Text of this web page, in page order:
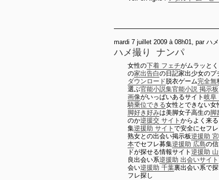
mardi 7 juillet 2009 à 08h01, par ハ
ハメ撮り ナンパ
女性の下着 フェチがムラッと
の家出告白の日記家出少女のプ
ダウンロード脱衣ゲーム完全無
選ぶ官能小説集官能小説 掲示板
画像がいっぱいあるサイト 岐阜
騎乗位できる女性とできない女
脚好き好みは美脚女子高生の脚
のか逆援交 サイト からよく来
集逆援助 サイト で安全にセフ
熟女との出会い掲示板逆援助
本でセフレ募集逆援助 広島の
ドが探せる情報サイト 逆援助
良出会い系逆援助 出会いサイト
会い逆援助 千葉裏出会い系で
フレ探し